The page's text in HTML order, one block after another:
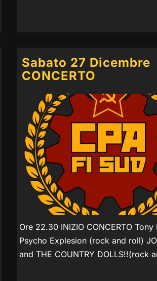
Sabato 27 Dicembre
CONCERTO
Ore 22.30 INIZIO CONCERTO Tony
Psycho Explesion (rock and roll)
and THE COUNTRY DOLLS!!(rock